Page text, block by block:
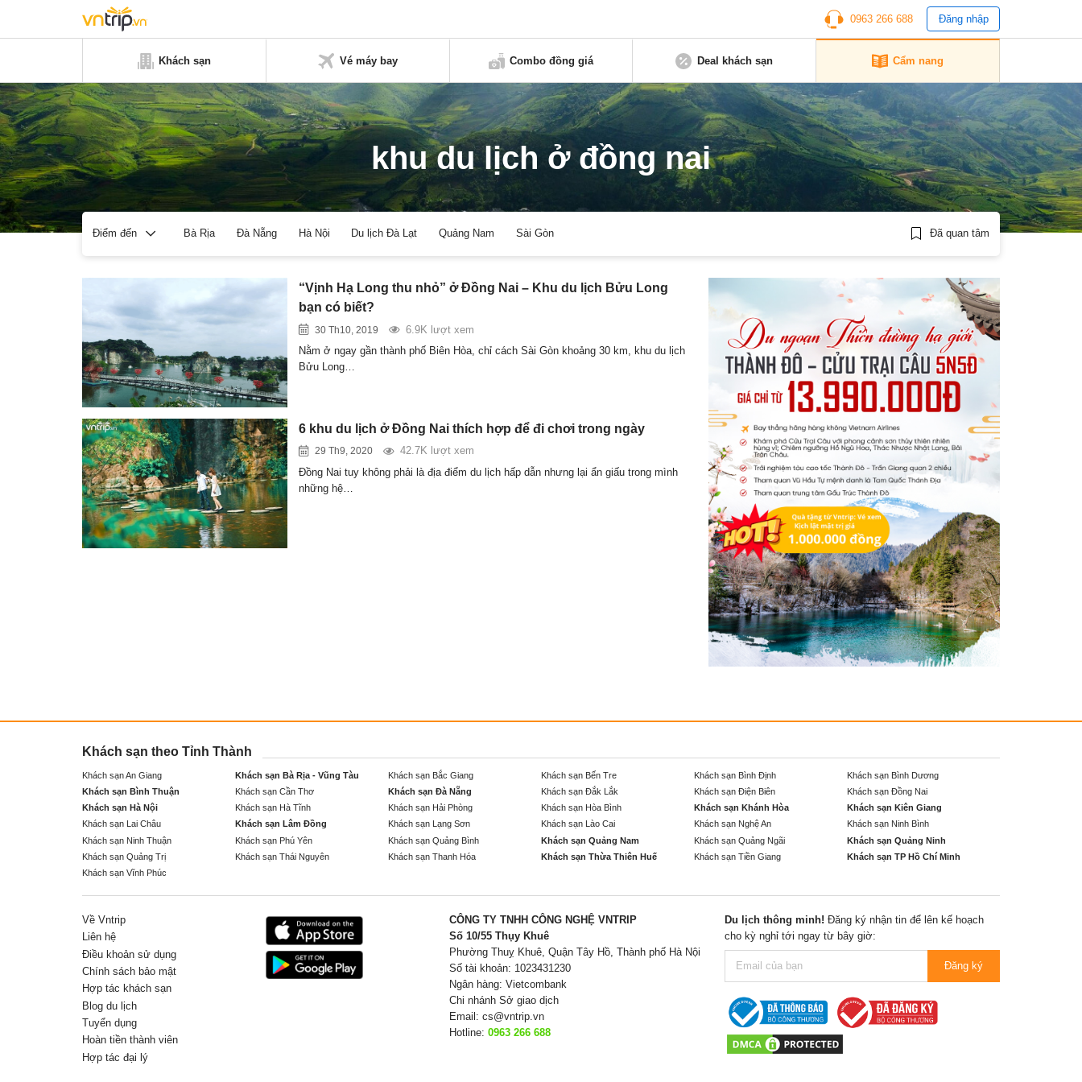
0963 266 688 Đăng nhập
Khách sạn Vé máy bay Combo đồng giá Deal khách sạn Cẩm nang
khu du lịch ở đồng nai
Điểm đến Bà Rịa Đà Nẵng Hà Nội Du lịch Đà Lạt Quảng Nam Sài Gòn Đã quan tâm
“Vịnh Hạ Long thu nhỏ” ở Đồng Nai – Khu du lịch Bửu Long
bạn có biết?
30 Th10, 2019
6.9K lượt xem
Nằm ở ngay gần thành phố Biên Hòa, chỉ cách Sài Gòn khoảng 30 km, khu du lịch
Bửu Long…
6 khu du lịch ở Đồng Nai thích hợp để đi chơi trong ngày
29 Th9, 2020
42.7K lượt xem
Đồng Nai tuy không phải là địa điểm du lịch hấp dẫn nhưng lại ẩn giấu trong mình
những hệ…
Khách sạn theo Tỉnh Thành
Khách sạn An Giang Khách sạn Bà Rịa - Vũng Tàu Khách sạn Bắc Giang Khách sạn Bến Tre Khách sạn Bình Định
Khách sạn Bình Dương
Khách sạn Bình Thuận
Khách sạn Cần Thơ Khách sạn Đà Nẵng Khách sạn Đắk Lắk Khách sạn Điện Biên
Khách sạn Đồng Nai
Khách sạn Hà Nội
Khách sạn Hà Tĩnh Khách sạn Hải Phòng Khách sạn Hòa Bình Khách sạn Khánh Hòa
Khách sạn Kiên Giang
Khách sạn Lai Châu
Khách sạn Lâm Đồng Khách sạn Lạng Sơn Khách sạn Lào Cai Khách sạn Nghệ An
Khách sạn Ninh Bình
Khách sạn Ninh Thuận
Khách sạn Phú Yên Khách sạn Quảng Bình Khách sạn Quảng Nam Khách sạn Quảng Ngãi
Khách sạn Quảng Ninh
Khách sạn Quảng Trị
Khách sạn Thái Nguyên Khách sạn Thanh Hóa Khách sạn Thừa Thiên Huế Khách sạn Tiền Giang
Khách sạn TP Hồ Chí Minh
Khách sạn Vĩnh Phúc
Về Vntrip
Liên hệ
Điều khoản sử dụng
Chính sách bảo mật
Hợp tác khách sạn
Blog du lịch
Tuyển dụng
Hoàn tiền thành viên
Hợp tác đại lý
CÔNG TY TNHH CÔNG NGHỆ VNTRIP
Số 10/55 Thụy Khuê
Phường Thuỵ Khuê, Quận Tây Hồ, Thành phố Hà Nội
Số tài khoản: 1023431230
Ngân hàng: Vietcombank
Chi nhánh Sở giao dịch
Email: cs@vntrip.vn
Hotline: 0963 266 688
Du lịch thông minh! Đăng ký nhận tin để lên kế hoạch
cho kỳ nghỉ tới ngay từ bây giờ:
Đăng ký